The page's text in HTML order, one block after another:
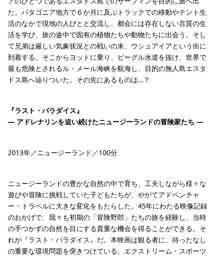
た。パタゴニア地方で６か月に及ぶトラックでの移動やテント生
活のなかで現地の人びとと交流し、都会には存在しない言質の生
活を学び、旅の途中で固有の植物たちや動物たちに出会う。そし
て兄弟は厳しい気象状況との戦いの末、ウシュアイアという街に
到着する。そこからヨットに乗り、ビーグル水道を抜け、世界で
最も危険とされるル・メール海峡を航海し、目的の無人島エスタ
ドス島へ辿りついた。その先にあるものは…？
『ラスト・パラダイス』
― アドレナリンを追い続けたニュージーランドの冒険家たち ―
2013年／ニュージーランド／100分
ニュージーランドの豊かな自然の中で育ち、工夫しながら様々な
遊びや冒険に挑戦していた子どもたちが、やがてアドベンチャ
ー・トラベルに大きな変化をもたらした。45年にわたる映像記録
のおかげで、我々も初期の「冒険野郎」たちの旅を経験し、当時
の手つかずの自然を目にする貴重な機会を得ることができる。そ
れが『ラスト・パラダイス』だ。本映画は観る者に、待ったなし
の重要な環境問題を突きつけている。エクストリーム・スポーツ